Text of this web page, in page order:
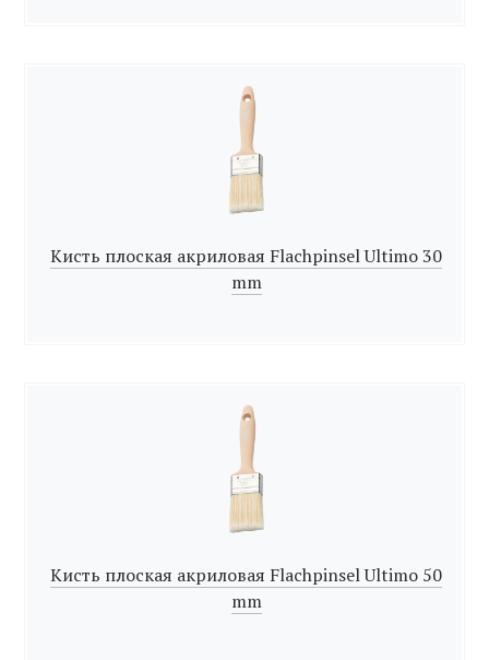
Кисть плоская акриловая Flachpinsel Ultimo 30
mm
Кисть плоская акриловая Flachpinsel Ultimo 50
mm